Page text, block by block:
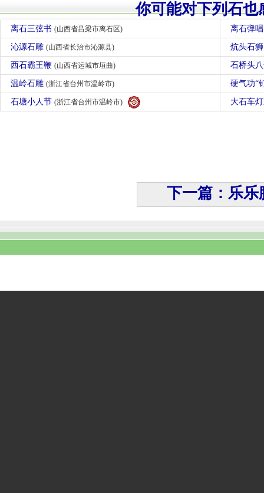
你可能对下列石也
离石三弦书 (山西省吕梁市离石区) 离石弹
沁源石雕 (山西省长治市沁源县) 炕头石
西石霸王鞭 (山西省运城市垣曲) 石桥头
温岭石雕 (浙江省台州市温岭市) 硬气功“
石塘小人节 (浙江省台州市温岭市) 大石车
下一篇：乐乐